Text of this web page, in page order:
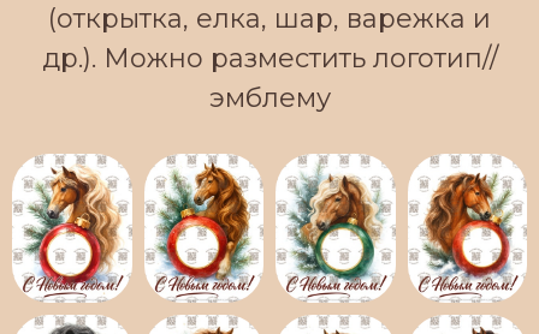
(открытка, елка, шар, варежка и
др.). Можно разместить логотип//
эмблему